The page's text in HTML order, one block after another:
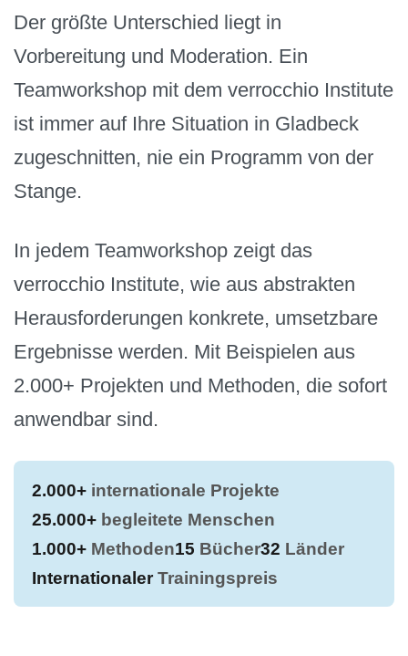
Der größte Unterschied liegt in
Vorbereitung und Moderation. Ein
Teamworkshop mit dem verrocchio Institute
ist immer auf Ihre Situation in Gladbeck
zugeschnitten, nie ein Programm von der
Stange.
In jedem Teamworkshop zeigt das
verrocchio Institute, wie aus abstrakten
Herausforderungen konkrete, umsetzbare
Ergebnisse werden. Mit Beispielen aus
2.000+ Projekten und Methoden, die sofort
anwendbar sind.
2.000+ internationale Projekte
25.000+ begleitete Menschen
1.000+ Methoden15 Bücher32 Länder
InternationalerTrainingspreis